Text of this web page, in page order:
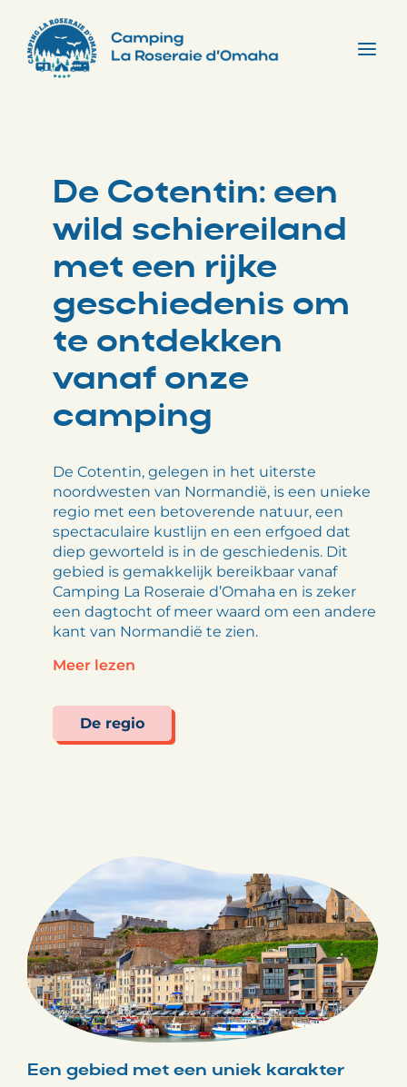
content
De Cotentin: een
wild schiereiland
met een rijke
geschiedenis om
te ontdekken
vanaf onze
camping
De Cotentin, gelegen in het uiterste
noordwesten van Normandië, is een unieke
regio met een betoverende natuur, een
spectaculaire kustlijn en een erfgoed dat
diep geworteld is in de geschiedenis. Dit
gebied is gemakkelijk bereikbaar vanaf
Camping La Roseraie d’Omaha en is zeker
een dagtocht of meer waard om een andere
kant van Normandië te zien.
Meer lezen
De regio
Een gebied met een uniek karakter